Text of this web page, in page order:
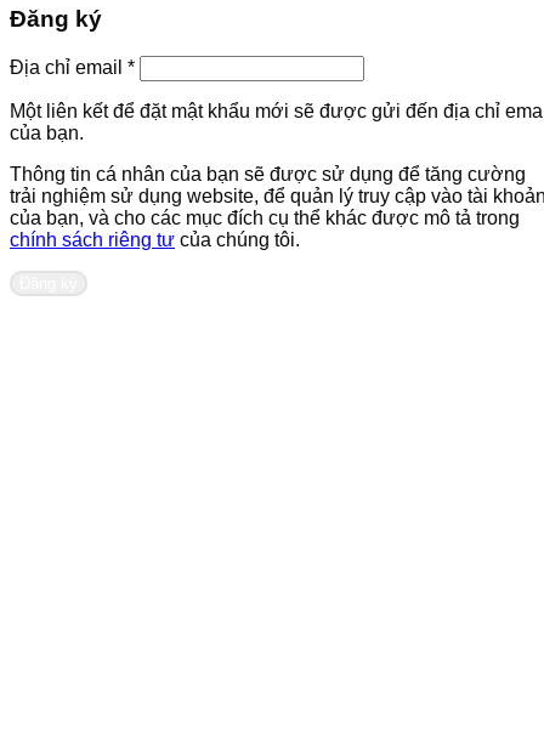
Đăng ký
Địa chỉ email *Bắt
buộc
Một liên kết để đặt mật khẩu mới sẽ được gửi đến địa chỉ
của bạn.
Thông tin cá nhân của bạn sẽ được sử dụng để tăng cường
trải nghiệm sử dụng website, để quản lý truy cập vào tài
của bạn, và cho các mục đích cụ thể khác được mô tả trong
chính sách riêng tư của chúng tôi.